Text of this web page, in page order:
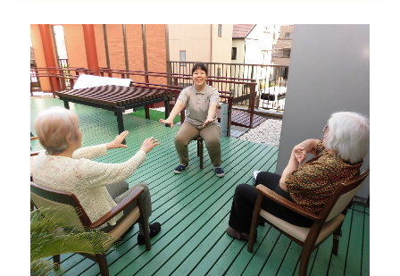
1日の過ごし方
ギャラリー
神楽坂 静華庵
1日の過ごし方
ギャラリー
和楽 静華庵